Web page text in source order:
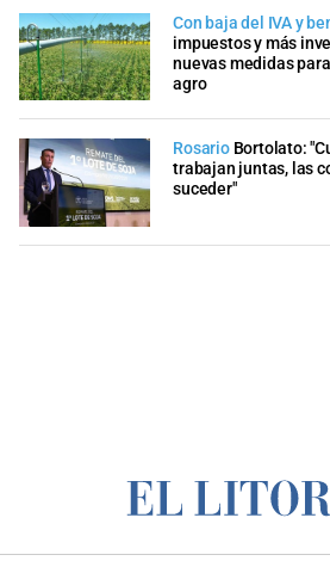
Con baja del IVA y
impuestos y más
nuevas medidas
agro
Rosario Bortolato:
trabajan juntas, las
suceder"